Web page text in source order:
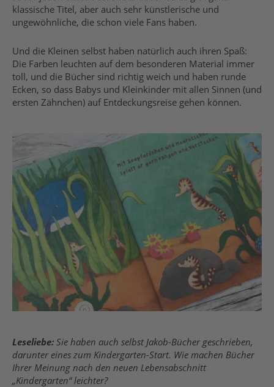
klassische Titel, aber auch sehr künstlerische und
ungewöhnliche, die schon viele Fans haben.
Und die Kleinen selbst haben natürlich auch ihren Spaß:
Die Farben leuchten auf dem besonderen Material immer
toll, und die Bücher sind richtig weich und haben runde
Ecken, so dass Babys und Kleinkinder mit allen Sinnen (und
ersten Zähnchen) auf Entdeckungsreise gehen können.
Leseliebe: Sie haben auch selbst Jakob-Bücher geschrieben,
darunter eines zum Kindergarten-Start. Wie machen Bücher
Ihrer Meinung nach den neuen Lebensabschnitt
„Kindergarten“ leichter?